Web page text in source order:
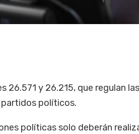
y 26.215, que regulan las
partidos políticos.
políticas solo deberán